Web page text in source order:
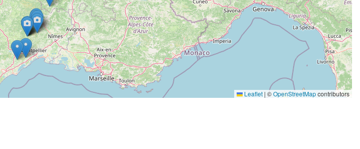
Leaflet | ©OpenStreetMapcontributors